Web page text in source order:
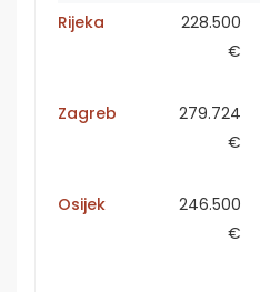
Rijeka
228.500
€
Zagreb
279.724
€
Osijek
246.500
€